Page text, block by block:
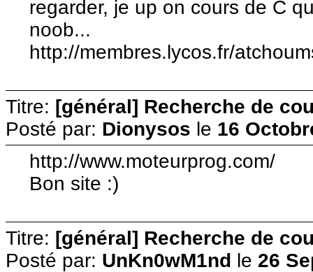
regarder, je up on cours de C
noob...
http://membres.lycos.fr/
Titre: [général] Recherche de
Posté par: Dionysos le 16
http://www.moteurprog.com/
Bon site :)
Titre: [général] Recherche de
Posté par: UnKn0wM1nd le 26